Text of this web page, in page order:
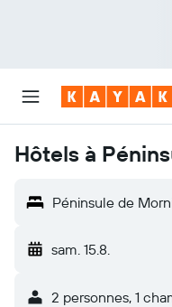
Hôtels à
Péninsule de
sam. 15.8.
2 personnes, 1